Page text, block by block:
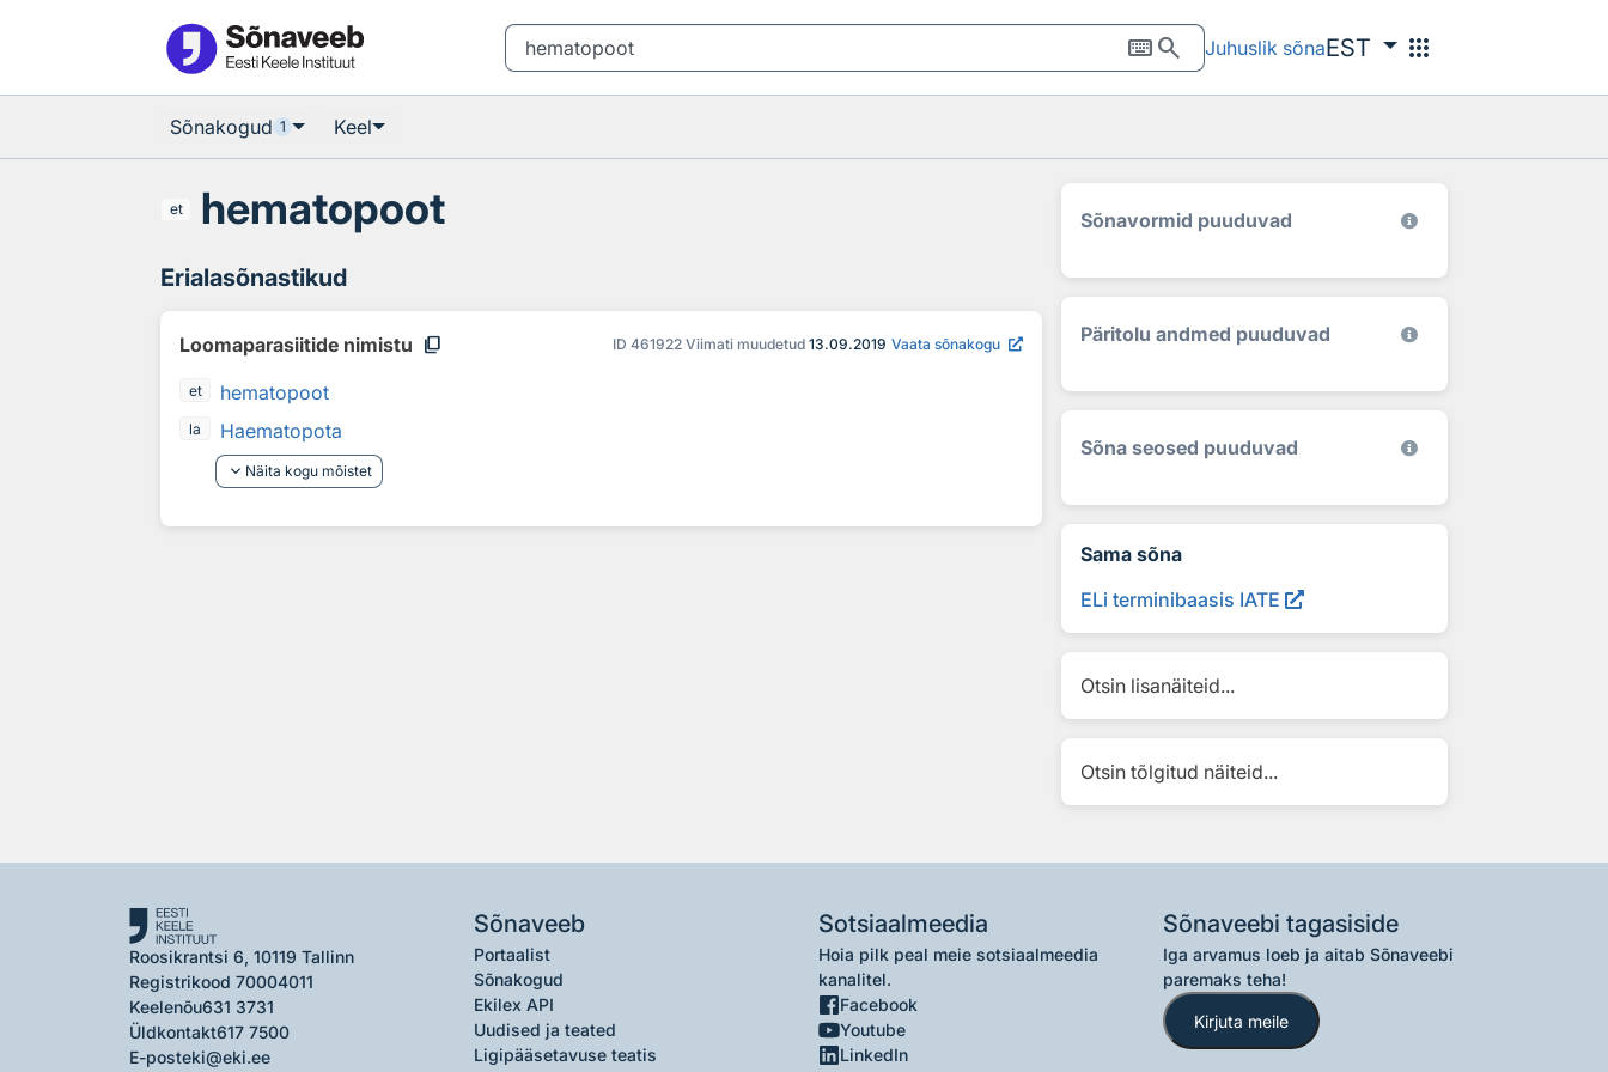
keyboardsearch Juhuslik sõnaEST apps
Sõnakogud 1 Keel
et hematopoot
Erialasõnastikud
Loomaparasiitide nimistu content_copy ID 461922 Viimati muudetud 13.09.2019 Vaata sõnakogu
et hematopoot
la
Haematopota
keyboard_arrow_down Näita kogu mõistet
Sõnavormid puuduvad
Päritolu andmed puuduvad
Sõna seosed puuduvad
Sama sõna
ELi terminibaasis IATE
Otsin lisanäiteid...
Otsin tõlgitud näiteid...
Roosikrantsi 6, 10119 Tallinn
Registrikood 70004011
Keelenõu631 3731
Üldkontakt617 7500
E-posteki@eki.ee
Sõnaveeb
Portaalist
Sõnakogud
Ekilex API
Uudised ja teated
Ligipääsetavuse teatis
Sotsiaalmeedia
Hoia pilk peal meie sotsiaalmeedia
kanalitel.
Facebook
Youtube
LinkedIn
Sõnaveebi tagasiside
Iga arvamus loeb ja aitab Sõnaveebi
paremaks teha!
Kirjuta meile